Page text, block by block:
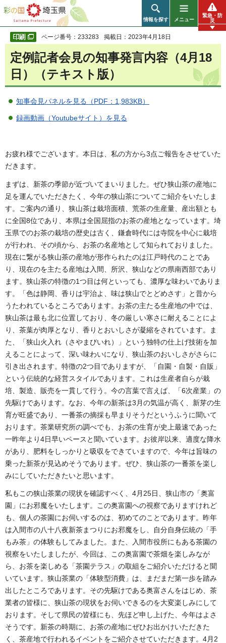
彩の国 埼玉県
情報を探す メニュー
緊急・防
災
ページ番号：233283 掲載日：2023年4月18日
定例記者会見の知事発言内容（4月18
日）（テキスト版）
知事会見パネルを見る（PDF：1,983KB）
録画動画（Youtubeサイト）を見る
お疲れ様でございます。本日は、私の方から3点ご報告をさせていた
だきます。
まずは、新茶の季節が近づいてまいりました。ぜひ狭山茶の産地に
足を運んでいただきたく、今年の狭山茶についてご紹介をいたしま
す。ご案内の通り、狭山茶は栽培面積、荒茶の生産量、産出額とも
に全国8位であり、本県は全国屈指のお茶の産地となっています。埼
玉県でのお茶の栽培の歴史は古く、鎌倉時代には寺院を中心に栽培
が行われ、その頃から、お茶の名産地として知られておりました。
現在に繋がる狭山茶の産地が形作られたのは江戸時代のことであ
り、現在のを主たる産地は入間、所沢、狭山などの県南西部であり
ます。狭山茶の特徴の1つ目は何といっても、濃厚な味わいでありま
す。「色は静岡、香りは宇治よ、味は狭山でとどめさす」と昔から
うたわれているところであります。お茶の主たる生産地の中では、
狭山茶は最も北に位置しており、冬の厳しい寒さに耐えることによ
り、茶葉が肉厚となり、香りとおいしさが凝縮をされています。ま
た、「狭山火入れ（さやまびいれ）」という独特の仕上げ技術を加
えることによって、深い味わいになり、狭山茶のおいしさがさらに
引き出されます。特徴の2つ目でありますが、「自園・自製・自販」
という伝統的な経営スタイルであります。これは生産者自らが栽
培、製造、販売を一貫して行う。今の言葉で言えば、「6次産業」の
先駆けであります。なお、今年の新茶は3月の気温が高く、新芽の生
育が旺盛であり、一番茶の摘採も早まりそうだというふうに聞いて
おります。茶業研究所の調べでも、お茶の生育が史上最速であった
一昨年より4日早いペースと聞いています。お彼岸以来、適度な降水
があり、肥料をしっかりと吸収をできていますので、今年は旨味の
乗った新茶が見込めそうであります。ぜひ、狭山茶の一番茶を楽し
みにしていただきたいと思います。
私もこの狭山茶業の現状を確認すべく、4月25日、狭山市の「奥富
園」にお邪魔をいたします。この奥富園への視察でありますけれど
も、個人の茶園にお伺いするのは、初めてのことであります。昨年
は入間市の八十八夜新茶まつりにお邪魔をし、自分自身伝統の「手
もみ茶」の体験もしてみました。また、入間市役所にもある茶園の
視察をいたしましたが、今回は、この奥富園で茶畑を楽しみなが
ら、お茶を楽しめる「茶園テラス」の取組をご紹介いただけると聞
いています。狭山茶業の「体験型消費」は、まだまだ第一歩を踏み
出したところであります。その先駆けである奥富さんをはじめ、茶
業者の皆様に、狭山茶の現状をお伺いできるのを大変楽しみにして
おります。そして県民の皆様にも、先ほど申し上げた、今年はよさ
そうです。新茶の時期に、お茶の産地にぜひお出かけいただきた
く、茶産地で行われるイベントをご紹介させていただきます。4月2